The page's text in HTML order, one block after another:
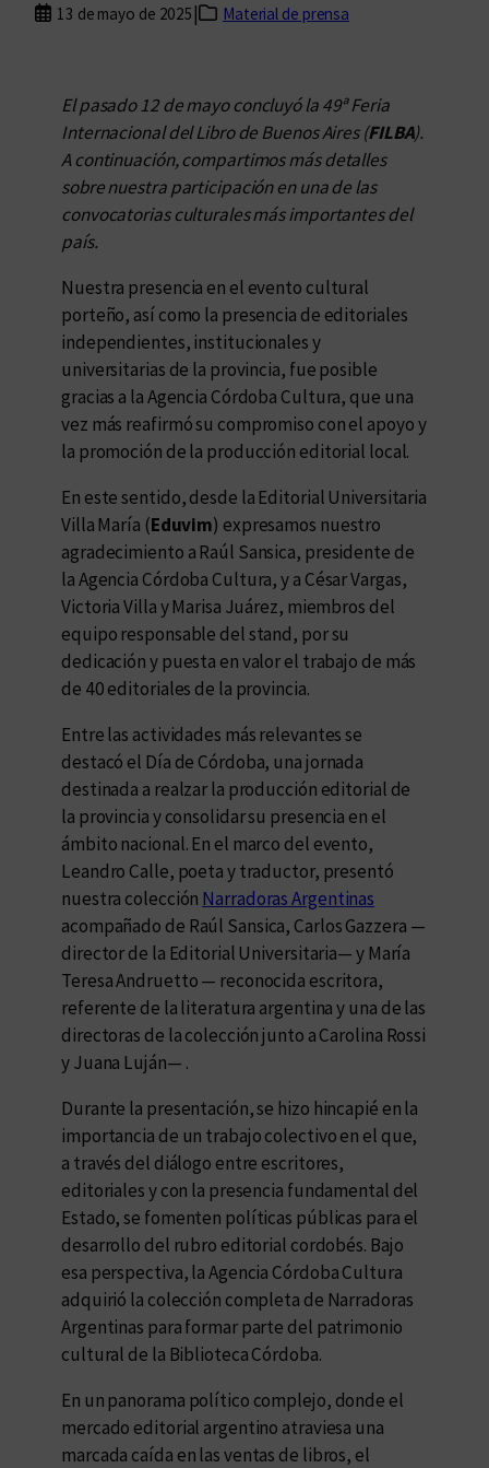
13 de mayo de 2025 | Material de prensa
El pasado 12 de mayo concluyó la 49ª Feria
Internacional del Libro de Buenos Aires (FILBA).
A continuación, compartimos más detalles
sobre nuestra participación en una de las
convocatorias culturales más importantes del
país.
Nuestra presencia en el evento cultural
porteño, así como la presencia de editoriales
independientes, institucionales y
universitarias de la provincia, fue posible
gracias a la Agencia Córdoba Cultura, que una
vez más reafirmó su compromiso con el apoyo y
la promoción de la producción editorial local.
En este sentido, desde la Editorial Universitaria
Villa María (Eduvim) expresamos nuestro
agradecimiento a Raúl Sansica, presidente de
la Agencia Córdoba Cultura, y a César Vargas,
Victoria Villa y Marisa Juárez, miembros del
equipo responsable del stand, por su
dedicación y puesta en valor el trabajo de más
de 40 editoriales de la provincia.
Entre las actividades más relevantes se
destacó el Día de Córdoba, una jornada
destinada a realzar la producción editorial de
la provincia y consolidar su presencia en el
ámbito nacional. En el marco del evento,
Leandro Calle, poeta y traductor, presentó
nuestra colección Narradoras Argentinas
acompañado de Raúl Sansica, Carlos Gazzera —
director de la Editorial Universitaria— y María
Teresa Andruetto — reconocida escritora,
referente de la literatura argentina y una de las
directoras de la colección junto a Carolina Rossi
y Juana Luján— .
Durante la presentación, se hizo hincapié en la
importancia de un trabajo colectivo en el que,
a través del diálogo entre escritores,
editoriales y con la presencia fundamental del
Estado, se fomenten políticas públicas para el
desarrollo del rubro editorial cordobés. Bajo
esa perspectiva, la Agencia Córdoba Cultura
adquirió la colección completa de Narradoras
Argentinas para formar parte del patrimonio
cultural de la Biblioteca Córdoba.
En un panorama político complejo, donde el
mercado editorial argentino atraviesa una
marcada caída en las ventas de libros, el